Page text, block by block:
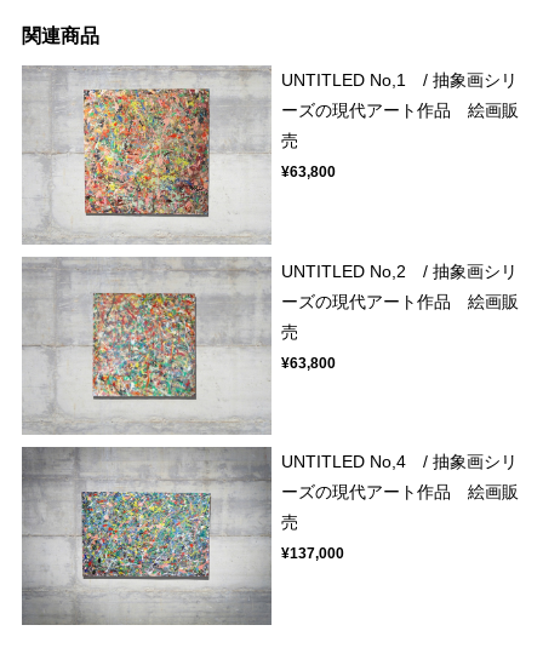
関連商品
UNTITLED No,1 / 抽象画シリ
ーズの現代アート作品 絵画販
売
¥63,800
UNTITLED No,2 / 抽象画シリ
ーズの現代アート作品 絵画販
売
¥63,800
UNTITLED No,4 / 抽象画シリ
ーズの現代アート作品 絵画販
売
¥137,000